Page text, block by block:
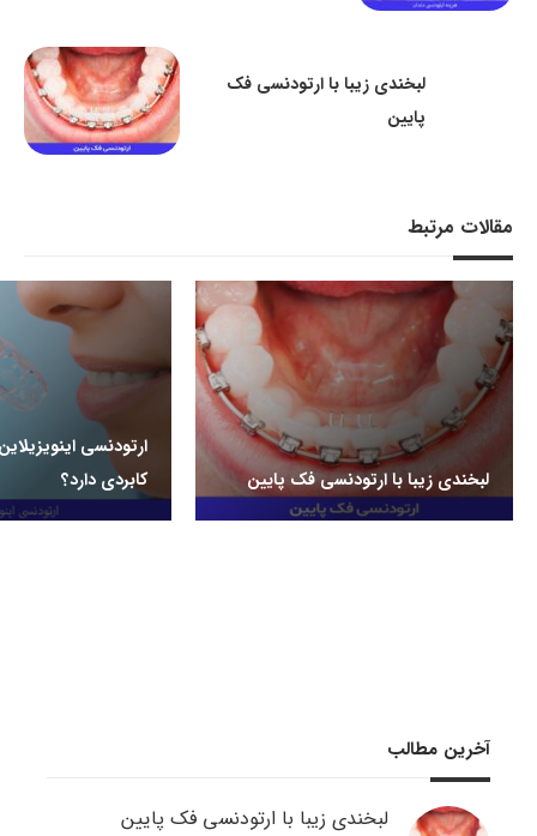
لبخندی زیبا با ارتودنسی فک
پایین
مقالات مرتبط
لبخندی زیبا با ارتودنسی فک پایین
ارتودنسی
کابردی دارد؟
آخرین مطالب
لبخندی زیبا با ارتودنسی فک پایین